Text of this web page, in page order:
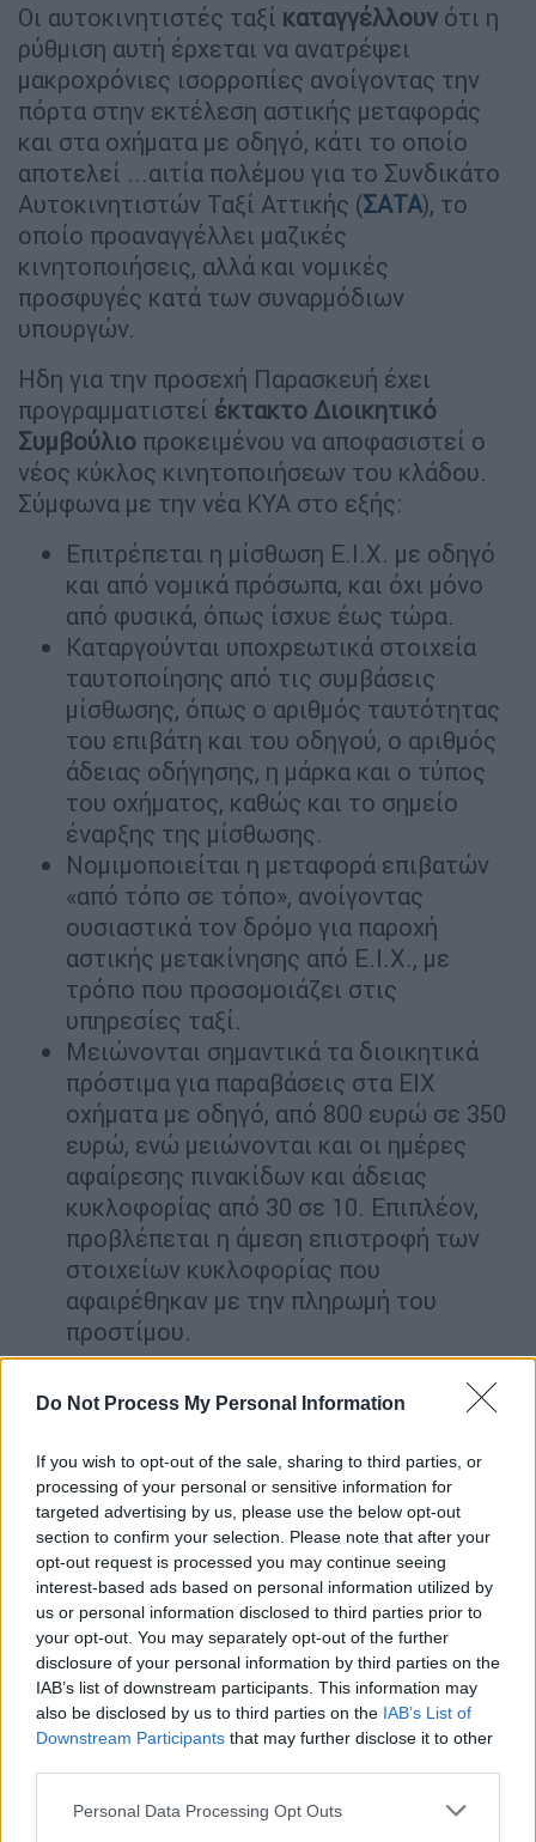
Do Not Process My Personal Information
If you wish to opt-out of the sale, sharing to third parties, or
processing of your personal or sensitive information for
targeted advertising by us, please use the below opt-out
section to confirm your selection. Please note that after your
opt-out request is processed you may continue seeing
interest-based ads based on personal information utilized by
us or personal information disclosed to third parties prior to
your opt-out. You may separately opt-out of the further
disclosure of your personal information by third parties on the
IAB’s list of downstream participants. This information may
also be disclosed by us to third parties on the IAB’s List of
Downstream Participants that may further disclose it to other
Please note that this website/app uses one or more Google
Personal Data Processing Opt Outs
Οι αυτοκινητιστές ταξί καταγγέλλουν ότι η
ρύθμιση αυτή έρχεται να ανατρέψει
μακροχρόνιες ισορροπίες ανοίγοντας την
πόρτα στην εκτέλεση αστικής μεταφοράς
και στα οχήματα με οδηγό, κάτι το οποίο
αποτελεί ...αιτία πολέμου για το Συνδικάτο
Αυτοκινητιστών Ταξί Αττικής (ΣΑΤΑ), το
οποίο προαναγγέλλει μαζικές
κινητοποιήσεις, αλλά και νομικές
προσφυγές κατά των συναρμόδιων
υπουργών.
Ηδη για την προσεχή Παρασκευή έχει
προγραμματιστεί έκτακτο Διοικητικό
Συμβούλιο προκειμένου να αποφασιστεί ο
νέος κύκλος κινητοποιήσεων του κλάδου.
Σύμφωνα με την νέα ΚΥΑ στο εξής:
Επιτρέπεται η μίσθωση Ε.Ι.Χ. με οδηγό
και από νομικά πρόσωπα, και όχι μόνο
από φυσικά, όπως ίσχυε έως τώρα.
Καταργούνται υποχρεωτικά στοιχεία
ταυτοποίησης από τις συμβάσεις
μίσθωσης, όπως ο αριθμός ταυτότητας
του επιβάτη και του οδηγού, ο αριθμός
άδειας οδήγησης, η μάρκα και ο τύπος
του οχήματος, καθώς και το σημείο
έναρξης της μίσθωσης.
Νομιμοποιείται η μεταφορά επιβατών
«από τόπο σε τόπο», ανοίγοντας
ουσιαστικά τον δρόμο για παροχή
αστικής μετακίνησης από Ε.Ι.Χ., με
τρόπο που προσομοιάζει στις
υπηρεσίες ταξί.
Μειώνονται σημαντικά τα διοικητικά
πρόστιμα για παραβάσεις στα ΕΙΧ
οχήματα με οδηγό, από 800 ευρώ σε 350
ευρώ, ενώ μειώνονται και οι ημέρες
αφαίρεσης πινακίδων και άδειας
κυκλοφορίας από 30 σε 10. Επιπλέον,
προβλέπεται η άμεση επιστροφή των
στοιχείων κυκλοφορίας που
αφαιρέθηκαν με την πληρωμή του
προστίμου.
Ηαντίδρασηήταν άμεση (αν και με
ΣΑΤΑ όσο και από την Πανελλήνια
Ομοσπονδία Ταξί (ΠΟΕΙΑΤΑ). Οι
αυτοκινητιστές καταγγέλλουν ότι η ΚΥΑ
συνιστά «πλήρη διάλυση του θεσμικού
πλαισίου» του επαγγέλματος του ταξιτζή και
αντισυνταγματική εκτροπή». Όπως
σημειώνουν, η μεταφορά επιβατών από
σημείο σε σημείο αποτελεί κατοχυρωμένο
έργο των ταξί, και η νέα ρύθμιση «εισάγει
καθεστώς αθέμιτου ανταγωνισμού».
χαρακτηριστικά: «Η πρόσφατη κυβερνητική